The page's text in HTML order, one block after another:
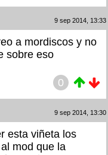
9 sep 2014, 13:33
a mordiscos y no
sobre eso
0
9 sep 2014, 13:30
esta viñeta los
mod que la